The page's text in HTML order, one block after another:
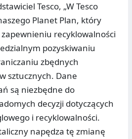
Tesco, „W Tesco
Planet Plan, który
recyklowalności
pozyskiwaniu
zbędnych
sztucznych. Dane
są niezbędne do
decyzji dotyczących
i recyklowalności.
napędza tę zmianę